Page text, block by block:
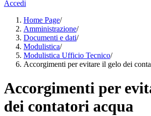
Accedi
Home Page/
Amministrazione/
Documenti e dati/
Modulistica/
Modulistica Ufficio Tecnico/
Accorgimenti per evitare il gelo dei
Accorgimenti per
dei contatori acqua